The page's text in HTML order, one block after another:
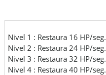
Nivel 1 : Restaura 16 HP/seg.
Nivel 2 : Restaura 24 HP/seg.
Nivel 3 : Restaura 32 HP/seg.
Nivel 4 : Restaura 40 HP/seg.